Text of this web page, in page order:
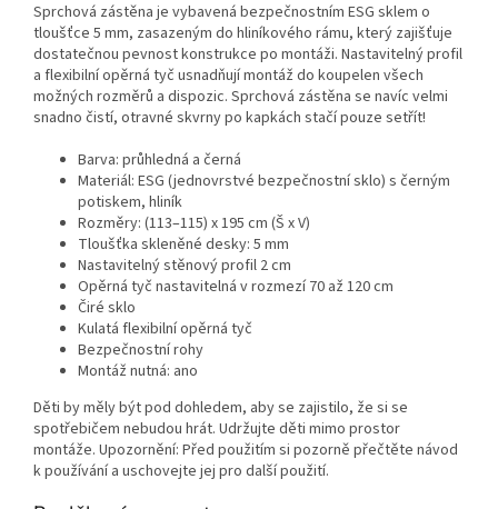
Sprchová zástěna je vybavená bezpečnostním ESG sklem o
tloušťce 5 mm, zasazeným do hliníkového rámu, který zajišťuje
dostatečnou pevnost konstrukce po montáži. Nastavitelný profil
a flexibilní opěrná tyč usnadňují montáž do koupelen všech
možných rozměrů a dispozic. Sprchová zástěna se navíc velmi
snadno čistí, otravné skvrny po kapkách stačí pouze setřít!
Barva: průhledná a černá
Materiál: ESG (jednovrstvé bezpečnostní sklo) s černým
potiskem, hliník
Rozměry: (113–115) x 195 cm (Š x V)
Tloušťka skleněné desky: 5 mm
Nastavitelný stěnový profil 2 cm
Opěrná tyč nastavitelná v rozmezí 70 až 120 cm
Čiré sklo
Kulatá flexibilní opěrná tyč
Bezpečnostní rohy
Montáž nutná: ano
Děti by měly být pod dohledem, aby se zajistilo, že si se
spotřebičem nebudou hrát. Udržujte děti mimo prostor
montáže. Upozornění: Před použitím si pozorně přečtěte návod
k používání a uschovejte jej pro další použití.